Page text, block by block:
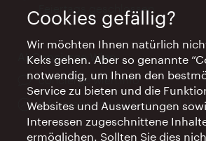
Feiertags geschlossen
AI Concierge Wien
Ort:
concierge.wien.info
Öffnungszeiten:
Informationen rund um die Uhr
Cookies gefällig?
Wir möchten Ihnen natürlich
Keks gehen. Aber so genannte
notwendig, um Ihnen den
Service zu bieten und die
Websites und Auswertungen
Interessen zugeschnittene
ermöglichen. Sollten Sie dies